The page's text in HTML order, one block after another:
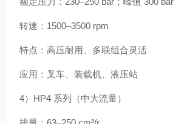
转速：1500–3500 rpm
特点：高压耐用、多联组合灵活
应用：叉车、装载机、液压站
4）HP4 系列（中大流量）